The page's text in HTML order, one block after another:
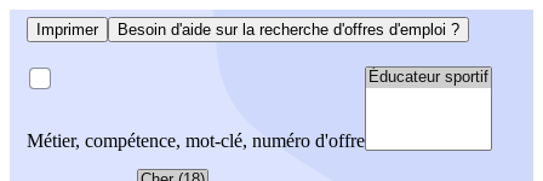
Imprimer Besoin d'aide sur la recherche d'offres d'emploi ?
Métier, compétence, mot-clé, numéro d'offre